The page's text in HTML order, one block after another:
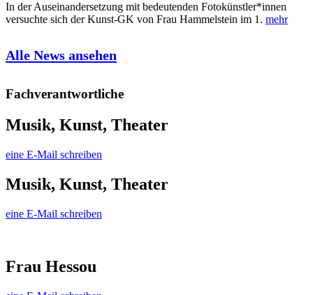
In der Auseinandersetzung mit bedeutenden Fotokünstler*innen
versuchte sich der Kunst-GK von Frau Hammelstein im 1. mehr
Alle News ansehen
Fachverantwortliche
Musik, Kunst, Theater
eine E-Mail schreiben
Musik, Kunst, Theater
eine E-Mail schreiben
Frau Hessou